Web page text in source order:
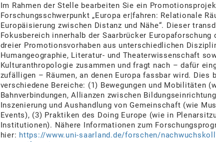
Im Rahmen der Stelle bearbeiten Sie ein
Forschungsschwerpunkt „Europa er|fahren: Relationale
Europäisierung zwischen Distanz und Nähe“. Dieser
Fokusbereich innerhalb der Saarbrücker Europaforschung
dreier Promotionsvorhaben aus unterschiedlichen
Humangeographie, Literatur- und Theaterwissenschaft
Kulturanthropologie zusammen und fragt nach – dafür
zufälligen – Räumen, an denen Europa fassbar wird. Dies
verschiedene Bereiche: (1) Bewegungen und Mobilitäten
Bahnverbindungen, Allianzen zwischen
Inszenierung und Aushandlung von Gemeinschaft (wie
Events), (3) Praktiken des Doing Europe (wie in
Institutionen). Nähere Informationen zum
hier: https://www.uni-saarland.de/forschen/